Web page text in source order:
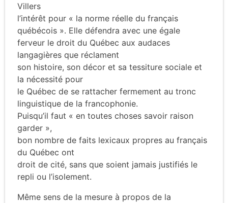
Villers
l’intérêt pour « la norme réelle du français
québécois ». Elle défendra avec une égale
ferveur le droit du Québec aux audaces
langagières que réclament
son histoire, son décor et sa tessiture sociale et
la nécessité pour
le Québec de se rattacher fermement au tronc
linguistique de la francophonie.
Puisqu’il faut « en toutes choses savoir raison
garder »,
bon nombre de faits lexicaux propres au français
du Québec ont
droit de cité, sans que soient jamais justifiés le
repli ou l’isolement.
Même sens de la mesure à propos de la